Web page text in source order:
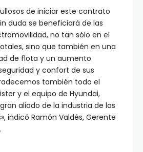
de iniciar este contrato
duda se beneficiará de las
no tan sólo en el
sino que también en una
de flota y un aumento
y confort de sus
también todo el
y el equipo de Hyundai,
aliado de la industria de las
indicó Ramón Valdés, Gerente